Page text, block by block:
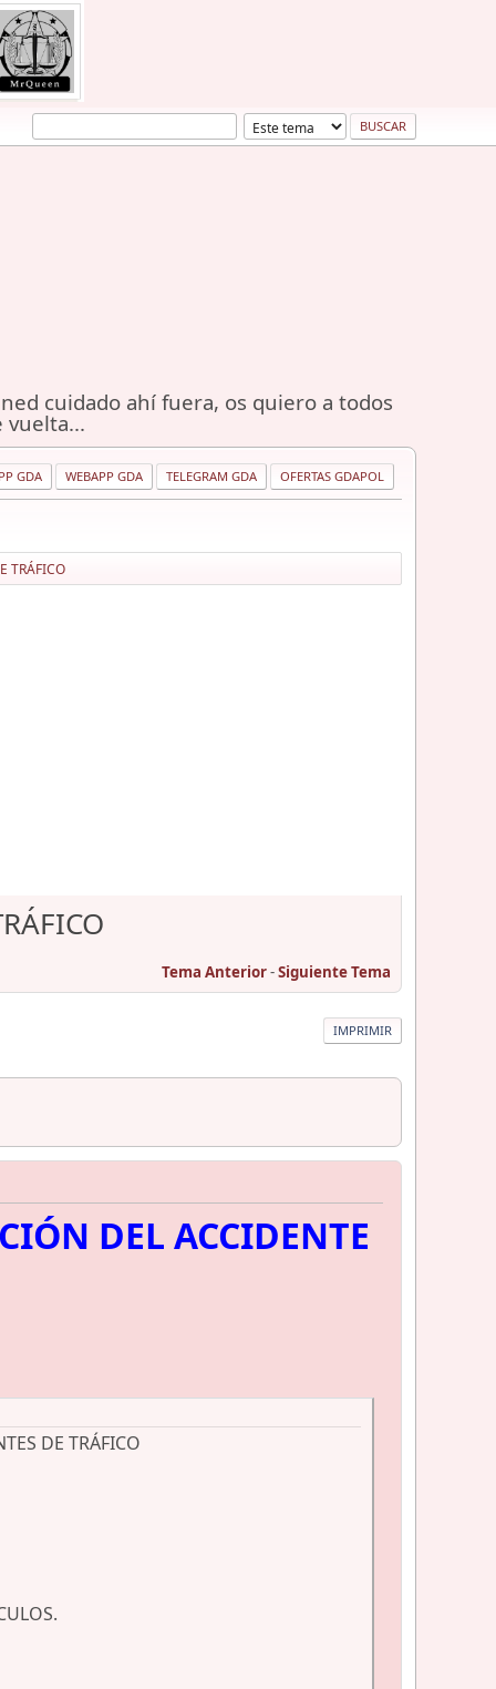
cuidado ahí fuera, os quiero a todos
vuelta...
GDA WEBAPP GDA TELEGRAM GDA OFERTAS GDAPOL
TRÁFICO
Tema Anterior-Siguiente Tema
IMPRIMIR
DEL ACCIDENTE
DE TRÁFICO